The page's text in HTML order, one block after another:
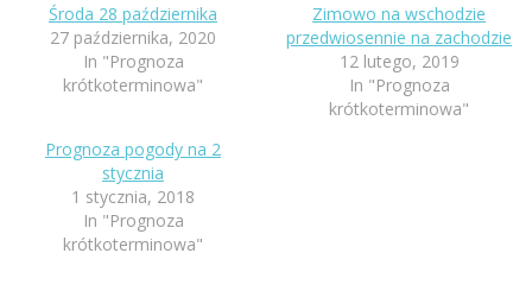
Środa 28 października
27 października, 2020
In "Prognoza
krótkoterminowa"
Zimowo na wschodzie
przedwiosennie na zachodzie
12 lutego, 2019
In "Prognoza
krótkoterminowa"
Prognoza pogody na 2
stycznia
1 stycznia, 2018
In "Prognoza
krótkoterminowa"